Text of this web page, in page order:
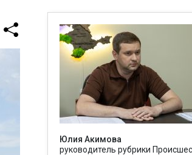
Юлия Акимова
руководитель рубрики